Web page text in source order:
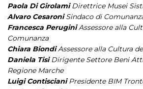
Paola Di GirolamiDirettrice Musei
Alvaro CesaroniSindaco di
Francesca PeruginiAssessore alla
Comunanza
Chiara BiondiAssessore alla Cultura
Daniela TisiDirigente Settore Beni
Regione Marche
Luigi ContiscianiPresidente BIM